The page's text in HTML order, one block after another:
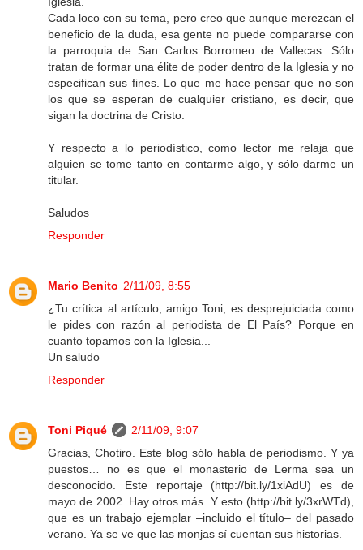
Cada loco con su tema, pero creo que aunque merezcan el
beneficio de la duda, esa gente no puede compararse con
la parroquia de San Carlos Borromeo de Vallecas. Sólo
tratan de formar una élite de poder dentro de la Iglesia y no
especifican sus fines. Lo que me hace pensar que no son
los que se esperan de cualquier cristiano, es decir, que
sigan la doctrina de Cristo.
Y respecto a lo periodístico, como lector me relaja que
alguien se tome tanto en contarme algo, y sólo darme un
titular.
Saludos
Responder
Mario Benito 2/11/09, 8:55
¿Tu crítica al artículo, amigo Toni, es desprejuiciada como
le pides con razón al periodista de El País? Porque en
cuanto topamos con la Iglesia...
Un saludo
Responder
Toni Piqué
2/11/09, 9:07
Gracias, Chotiro. Este blog sólo habla de periodismo. Y ya
puestos… no es que el monasterio de Lerma sea un
desconocido. Este reportaje (http://bit.ly/1xiAdU) es de
mayo de 2002. Hay otros más. Y esto (http://bit.ly/3xrWTd),
que es un trabajo ejemplar –incluido el título– del pasado
verano. Ya se ve que las monjas sí cuentan sus historias.